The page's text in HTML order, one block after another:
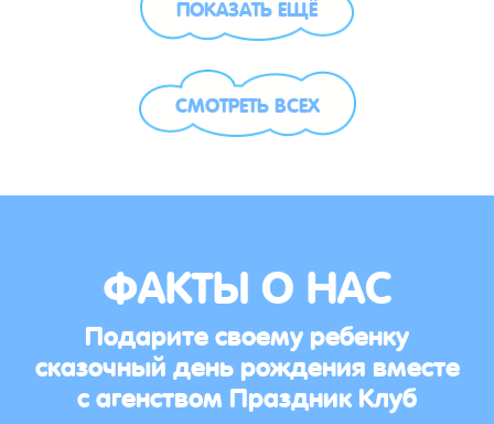
СМОТРЕТЬ ВСЕХ
ФАКТЫ О НАС
Подарите своему ребенку
сказочный день рождения вместе
с агенством Праздник Клуб